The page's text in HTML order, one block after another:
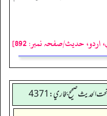
حدیث/صفحہ نمبر: 892]
الحديث صحيح بخاري:4371